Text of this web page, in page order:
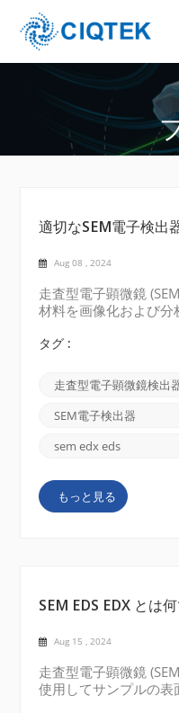
適切なSEM電子検出
Aug 08 , 2024
走査型電子顕微鏡
材料を画像化および分
電子を捕捉して電気信
検出器を選択するこ
SEM 電子検出器を選
素について説明しま
グ モードで動作でき
電子 (BSE) イメージン
解像度の表面情報を提
は​​原子番号の変化に
タグ :
走査型電子顕微鏡検出
SEM電子検出器
sem edx eds
もっと見る
SEM EDS EDX とは
Aug 15 , 2024
走査型電子顕微鏡
使用してサンプルの